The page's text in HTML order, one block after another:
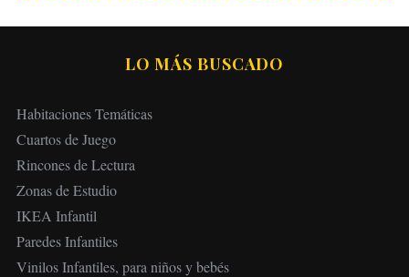
LO MÁS BUSCADO
Habitaciones Temáticas
Cuartos de Juego
Rincones de Lectura
Zonas de Estudio
IKEA Infantil
Paredes Infantiles
Vinilos Infantiles, para niños y bebés